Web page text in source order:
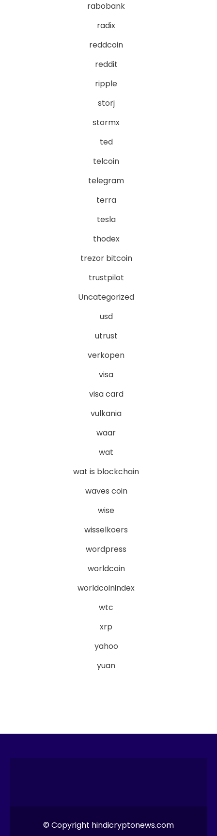
rabobank
radix
reddcoin
reddit
ripple
storj
stormx
ted
telcoin
telegram
terra
tesla
thodex
trezor bitcoin
trustpilot
Uncategorized
usd
utrust
verkopen
visa
visa card
vulkania
waar
wat
wat is blockchain
waves coin
wise
wisselkoers
wordpress
worldcoin
worldcoinindex
wtc
xrp
yahoo
yuan
© Copyright hindicryptonews.com